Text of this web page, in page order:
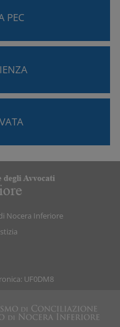
PEC
Nocera Inferiore
UF0DM8